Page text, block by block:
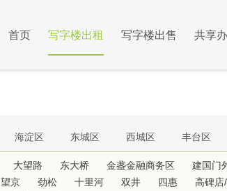
首页 写字楼出租 写字楼出售 共享
海淀区 东城区 西城区 丰台区
大望路 东大桥 金盏金融商务区 建国门
望京 劲松 十里河 双井 四惠 高碑店